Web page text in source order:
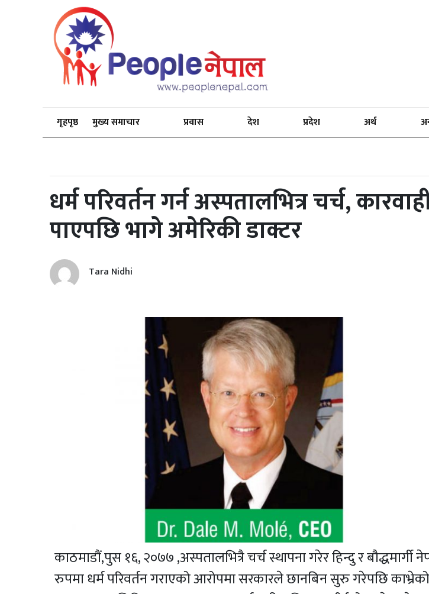
गृहपृष्ठ मुख्य समाचार प्रवास देश प्रदेश अर्थ
धर्म परिवर्तन गर्न अस्पतालभित्र चर्च,
पाएपछि भागे अमेरिकी डाक्टर
Tara Nidhi
काठमाडौं,पुस १६, २०७७,अस्पतालभित्रै चर्च स्थापना गरेर हिन्दु र
रुपमा धर्म परिवर्तन गराएको आरोपमा सरकारले छानबिन सुरु गरेपछि